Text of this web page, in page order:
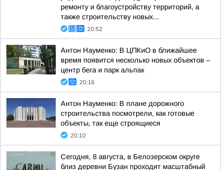
ремонту и благоустройству территорий, а
также строительству новых...
20:52
Антон Науменко: В ЦПКиО в ближайшее
время появится несколько новых объектов –
центр бега и парк альпак
20:16
Антон Науменко: В плане дорожного
строительства посмотрели, как готовые
объекты, так еще строящиеся
20:10
Сегодня, 8 августа, в Белозерском округе
близ деревни Бузан проходит масштабный